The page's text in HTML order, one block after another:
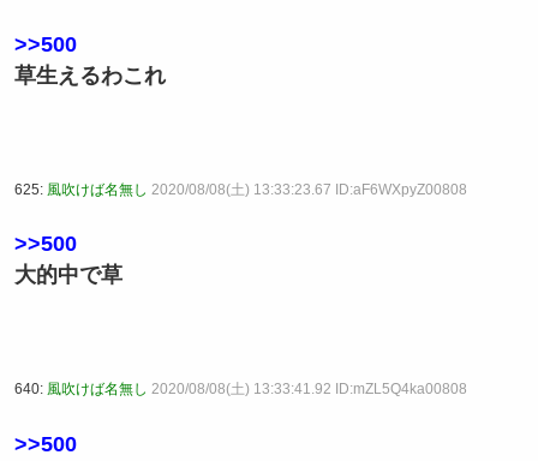
>>500
草生えるわこれ
625: 風吹けば名無し 2020/08/08(土) 13:33:23.67 ID:aF6WXpyZ00808
>>500
大的中で草
640: 風吹けば名無し 2020/08/08(土) 13:33:41.92 ID:mZL5Q4ka00808
>>500